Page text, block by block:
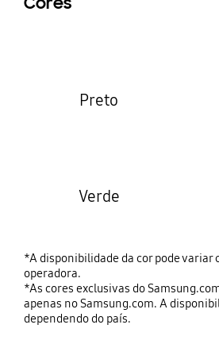
Preto
Verde
*A disponibilidade da cor pode variar
operadora.
*As cores exclusivas do
apenas no Samsung.com. A
dependendo do país.